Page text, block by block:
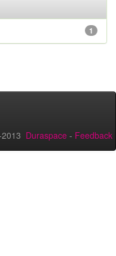
1
Duraspace - Feedback